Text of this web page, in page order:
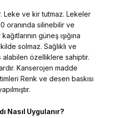
Leke ve kir tutmaz. Lekeler
oranında silinebilir ve
güneş ışığına
solmaz. Sağlıklı ve
özelliklere sahiptir.
Kanserojen madde
Renk ve desen baskısı
Nasıl Uygulanır?